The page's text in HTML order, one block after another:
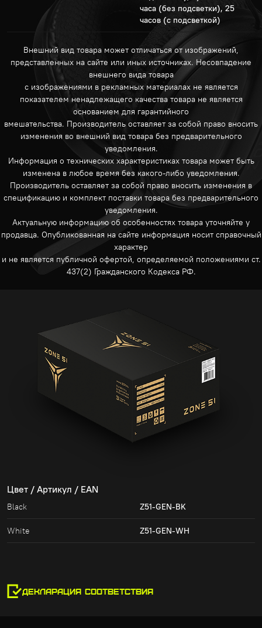
часа (без подсветки), 25
часов (с подсветкой)
Внешний вид товара может отличаться от изображений,
представленных на сайте или иных источниках. Несовпадение
внешнего вида товара
с изображениями в рекламных материалах не является
показателем ненадлежащего качества товара не является
основанием для гарантийного
вмешательства. Производитель оставляет за собой право вносить
изменения во внешний вид товара без предварительного
уведомления.
Информация о технических характеристиках товара может быть
изменена в любое время без какого-либо уведомления.
Производитель оставляет за собой право вносить изменения в
спецификацию и комплект поставки товара без предварительного
уведомления.
Актуальную информацию об особенностях товара уточняйте у
продавца. Опубликованная на сайте информация носит справочный
характер
и не является публичной офертой, определяемой положениями ст.
437(2) Гражданского Кодекса РФ.
Цвет / Артикул / EAN
Black Z51-GEN-BK
White Z51-GEN-WH
ДЕКЛАРАЦИЯ СООТВЕТСТВИЯ